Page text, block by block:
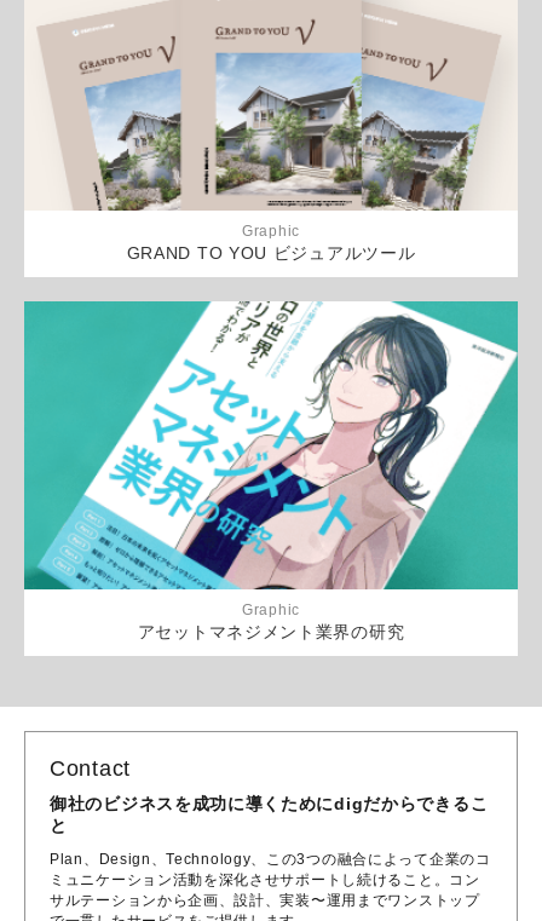
Graphic
GRAND TO YOU ビジュアルツール
Graphic
アセットマネジメント業界の研究
Contact
御社のビジネスを成功に導くためにdigだからできるこ
と
Plan、Design、Technology、この3つの融合によって企業のコ
ミュニケーション活動を深化させサポートし続けること。コン
サルテーションから企画、設計、実装〜運用までワンストップ